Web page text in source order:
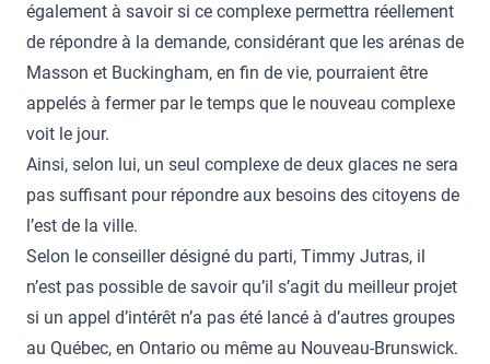
également à savoir si ce complexe permettra réellement
de répondre à la demande, considérant que les arénas de
Masson et Buckingham, en fin de vie, pourraient être
appelés à fermer par le temps que le nouveau complexe
voit le jour.
Ainsi, selon lui, un seul complexe de deux glaces ne sera
pas suffisant pour répondre aux besoins des citoyens de
l’est de la ville.
Selon le conseiller désigné du parti, Timmy Jutras, il
n’est pas possible de savoir qu’il s’agit du meilleur projet
si un appel d’intérêt n’a pas été lancé à d’autres groupes
au Québec, en Ontario ou même au Nouveau-Brunswick.